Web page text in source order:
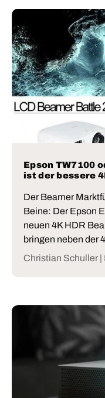
Epson TW7100
ist der bessere
Der Beamer
Beine: Der Epson
neuen 4K HDR
bringen neben der
Christian Schuller |